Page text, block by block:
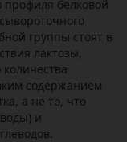
профиля белковой
группы стоят в
лактозы,
содержанием
а не то, что
и